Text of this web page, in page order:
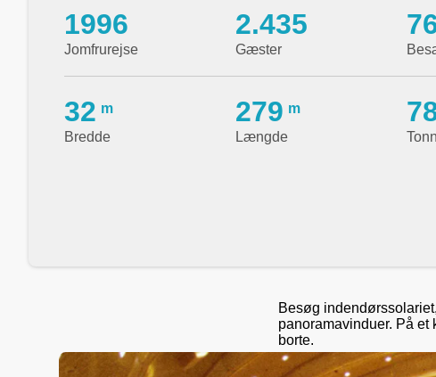
Jomfrurejse
1996
Gæster
2.435
Bredde
32 m
Længde
279 m
Besøg
panoramavinduer. På et
borte.